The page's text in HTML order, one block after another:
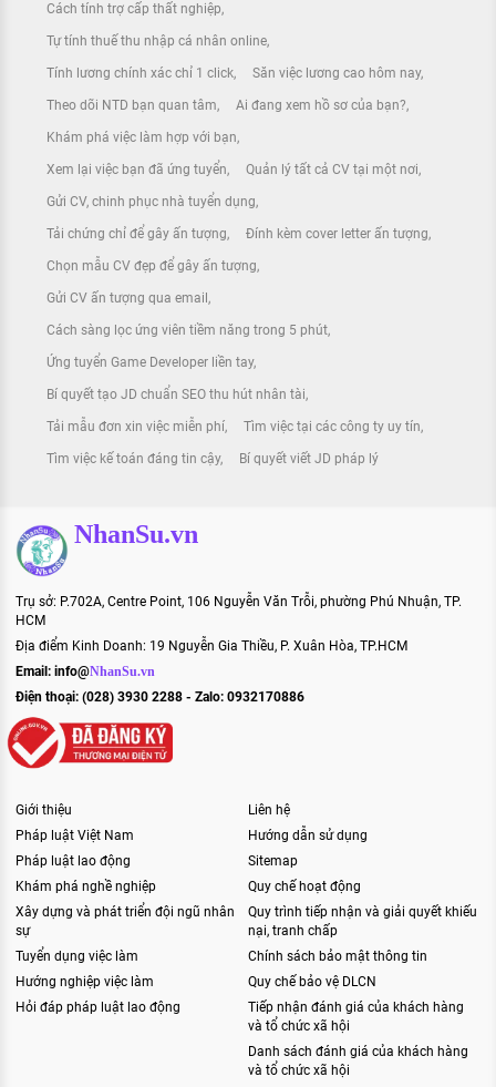
Cách tính trợ cấp thất nghiệp
Tự tính thuế thu nhập cá nhân online
Tính lương chính xác chỉ 1 click Săn việc lương cao hôm nay
Theo dõi NTD bạn quan tâm Ai đang xem hồ sơ của bạn?
Khám phá việc làm hợp với bạn
Xem lại việc bạn đã ứng tuyển Quản lý tất cả CV tại một nơi
Gửi CV, chinh phục nhà tuyển dụng
Tải chứng chỉ để gây ấn tượng Đính kèm cover letter ấn tượng
Chọn mẫu CV đẹp để gây ấn tượng
Gửi CV ấn tượng qua email
Cách sàng lọc ứng viên tiềm năng trong 5 phút
Ứng tuyển Game Developer liền tay
Bí quyết tạo JD chuẩn SEO thu hút nhân tài
Tải mẫu đơn xin việc miễn phí Tìm việc tại các công ty uy tín
Tìm việc kế toán đáng tin cậy Bí quyết viết JD pháp lý
NhanSu.vn
Trụ sở: P.702A, Centre Point, 106 Nguyễn Văn Trỗi, phường Phú Nhuận, TP.
HCM
Địa điểm Kinh Doanh: 19 Nguyễn Gia Thiều, P. Xuân Hòa, TP.HCM
Email: info@NhanSu.vn
Điện thoại: (028) 3930 2288 - Zalo: 0932170886
Giới thiệu
Pháp luật Việt Nam
Pháp luật lao động
Khám phá nghề nghiệp
Xây dựng và phát triển đội ngũ nhân
sự
Tuyển dụng việc làm
Hướng nghiệp việc làm
Hỏi đáp pháp luật lao động
Liên hệ
Hướng dẫn sử dụng
Sitemap
Quy chế hoạt động
Quy trình tiếp nhận và giải quyết khiếu
nại, tranh chấp
Chính sách bảo mật thông tin
Quy chế bảo vệ DLCN
Tiếp nhận đánh giá của khách hàng
và tổ chức xã hội
Danh sách đánh giá của khách hàng
và tổ chức xã hội